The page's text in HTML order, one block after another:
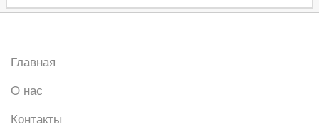
Главная
О нас
Контакты